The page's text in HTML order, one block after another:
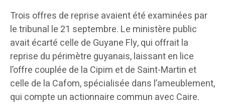
Trois offres de reprise avaient été examinées par
le tribunal le 21 septembre. Le ministère public
avait écarté celle de Guyane Fly, qui offrait la
reprise du périmètre guyanais, laissant en lice
l’offre couplée de la Cipim et de Saint-Martin et
celle de la Cafom, spécialisée dans l’ameublement,
qui compte un actionnaire commun avec Caire.